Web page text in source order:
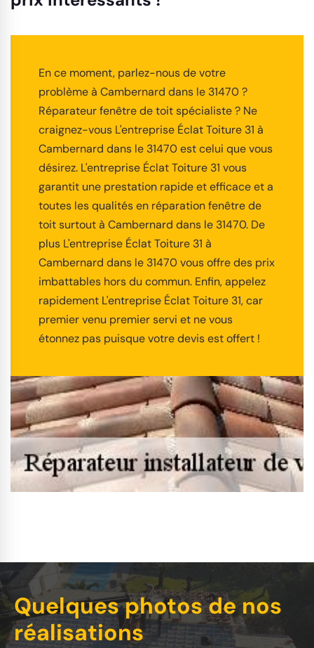
En ce moment, parlez-nous de votre
problème à Cambernard dans le 31470 ?
Réparateur fenêtre de toit spécialiste ? Ne
craignez-vous L'entreprise Éclat Toiture 31 à
Cambernard dans le 31470 est celui que vous
désirez. L'entreprise Éclat Toiture 31 vous
garantit une prestation rapide et efficace et a
toutes les qualités en réparation fenêtre de
toit surtout à Cambernard dans le 31470. De
plus L'entreprise Éclat Toiture 31 à
Cambernard dans le 31470 vous offre des prix
imbattables hors du commun. Enfin, appelez
rapidement L'entreprise Éclat Toiture 31, car
premier venu premier servi et ne vous
étonnez pas puisque votre devis est offert !
Quelques photos de nos
réalisations